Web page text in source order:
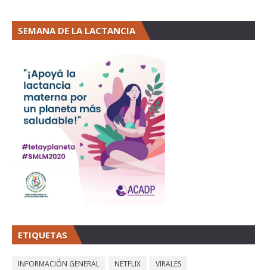
SEMANA DE LA LACTANCIA
ETIQUETAS
INFORMACIÓN GENERAL NETFLIX VIRALES